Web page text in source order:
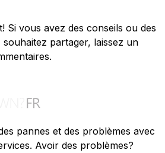
Si vous avez des conseils ou des
partager, laissez un
pannes et des problèmes avec
Avoir des problèmes?